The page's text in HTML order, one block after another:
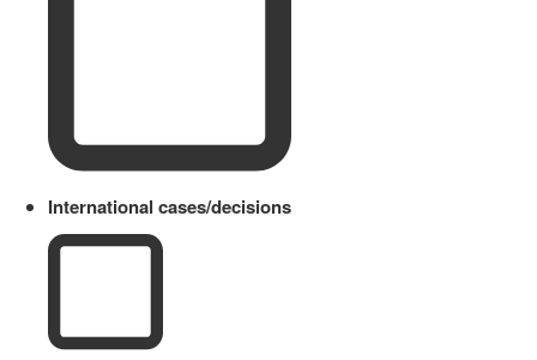
International cases/decisions